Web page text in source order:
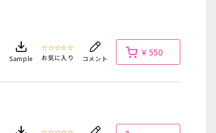
Sample
☆☆☆☆☆
お気に入り
コメント
￥550